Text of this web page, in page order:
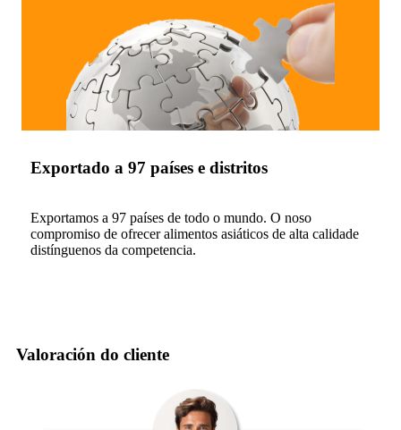
Exportado a 97 países e distritos
Exportamos a 97 países de todo o mundo. O noso
compromiso de ofrecer alimentos asiáticos de alta calidade
distínguenos da competencia.
Valoración do cliente